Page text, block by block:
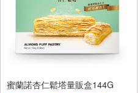
蜜蘭諾杏仁鬆塔量販盒144G